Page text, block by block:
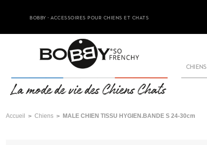
BOBBY - ACCESSOIRES POUR CHIENS ET CHATS
CHIENS
Accueil Chiens MALE CHIEN TISSU HYGIEN.BANDE S 24-30cm